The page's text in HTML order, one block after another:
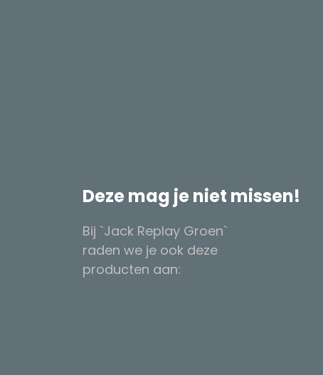
Deze mag je niet missen!
Bij `Jack Replay Groen`
raden we je ook deze
producten aan: